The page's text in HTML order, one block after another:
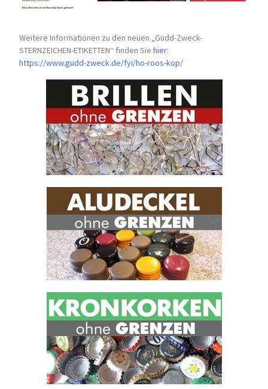
Weitere Informationen zu den neuen „Gudd-Zweck-
STERNZEICHEN-ETIKETTEN“ finden Siehier:
https://www.gudd-zweck.de/fyi/ho-roos-kop/